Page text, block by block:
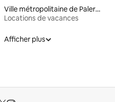
Ville métropolitaine de Palerme
Locations de vacances
Afficher plus